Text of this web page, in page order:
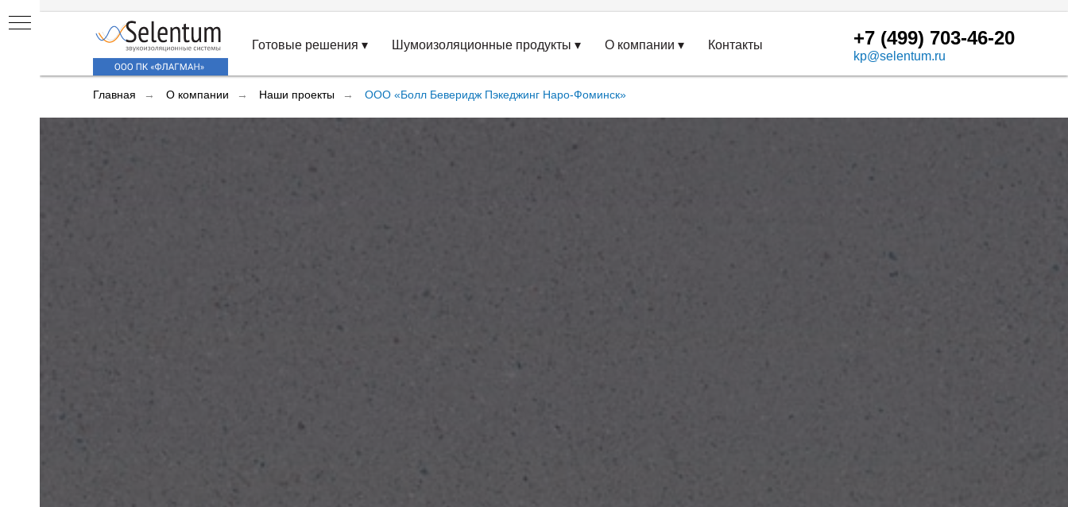
Готовые решения ▾ Шумоизоляционные продукты ▾ О компании ▾ Контакты +7 (499) 703-46-20
kp@selentum.ru
Главная → О компании → Наши проекты → ООО «Болл Беверидж Пэкеджинг Наро-Фоминск»